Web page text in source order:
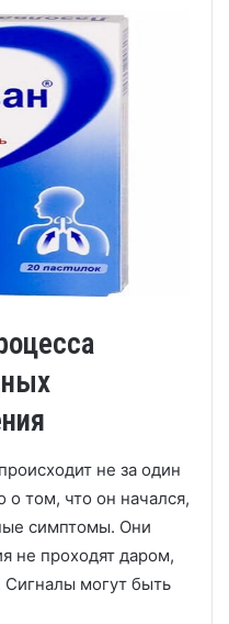
не за один
том, что он начался,
симптомы. Они
не проходят даром,
Сигналы могут быть